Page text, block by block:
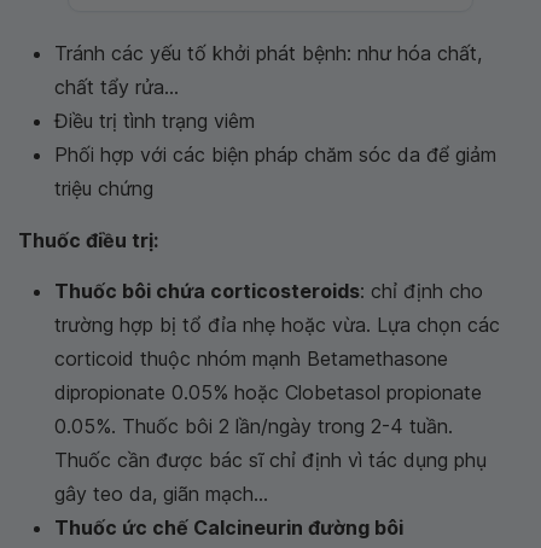
Tránh các yếu tố khởi phát bệnh: như hóa chất,
chất tẩy rửa...
Điều trị tình trạng viêm
Phối hợp với các biện pháp chăm sóc da để giảm
triệu chứng
Thuốc điều trị:
Thuốc bôi chứa corticosteroids: chỉ định cho
trường hợp bị tổ đỉa nhẹ hoặc vừa. Lựa chọn các
corticoid thuộc nhóm mạnh Betamethasone
dipropionate 0.05% hoặc Clobetasol propionate
0.05%. Thuốc bôi 2 lần/ngày trong 2-4 tuần.
Thuốc cần được bác sĩ chỉ định vì tác dụng phụ
gây teo da, giãn mạch...
Thuốc ức chế Calcineurin đường bôi